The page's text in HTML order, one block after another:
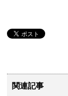
関連記事